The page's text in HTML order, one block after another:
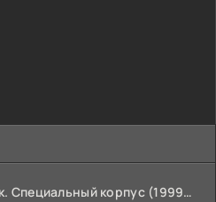
Закон и порядок. Специальный корпус (1999-2026)